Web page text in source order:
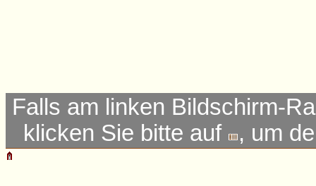
Falls am linken Bildschirm-
klicken Sie bitte auf
, um